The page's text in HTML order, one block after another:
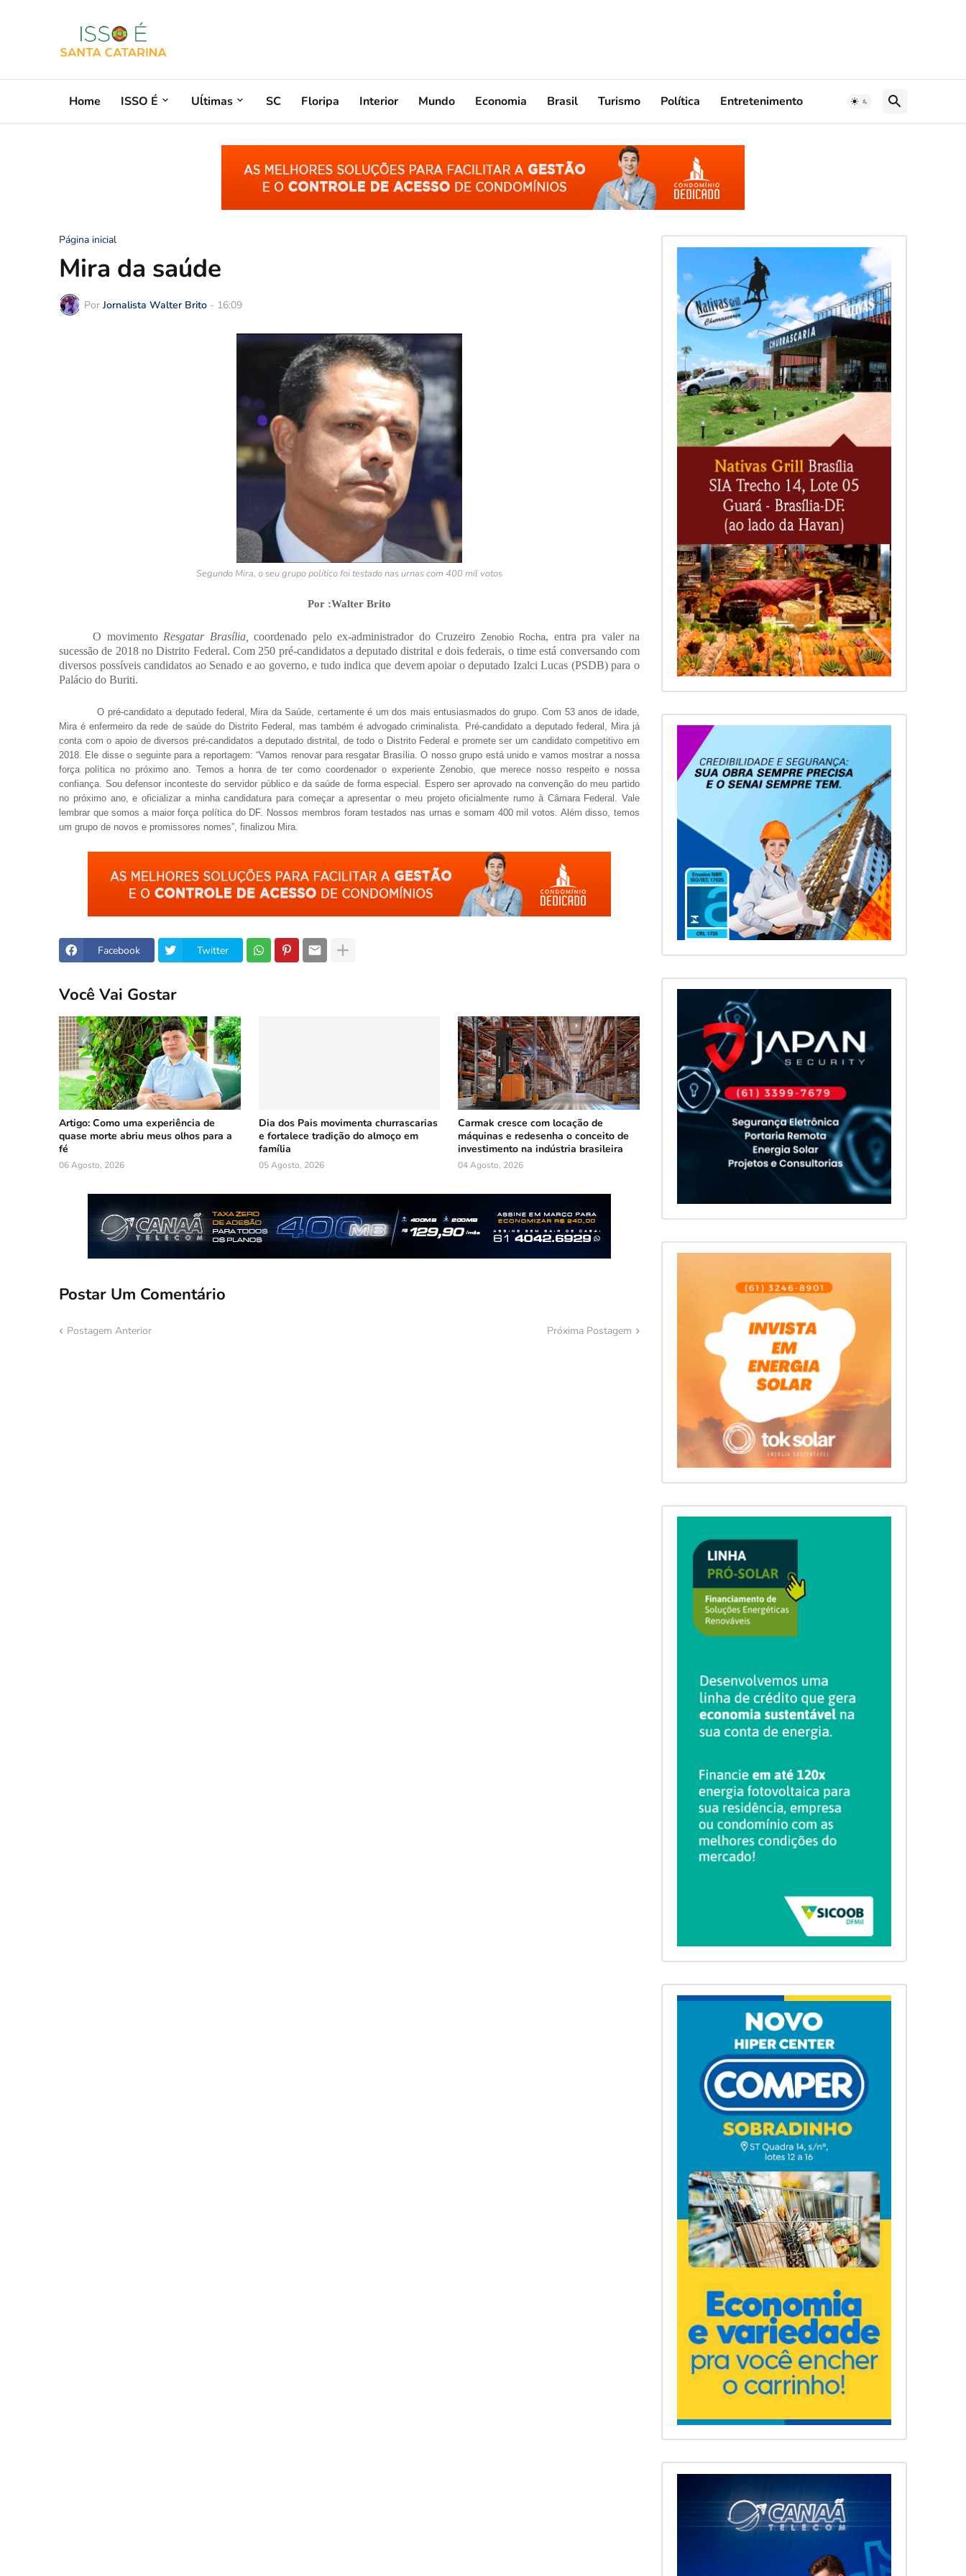
Home ISSO É Uĺtimas SC Floripa Interior Mundo Economia Brasil Turismo Política Entretenimento
Página inicial
Mira da saúde
Por Jornalista Walter Brito - 16:09
Segundo Mira, o seu grupo político foi testado nas urnas com 400 mil votos
Por :Walter Brito
O movimento Resgatar Brasília, coordenado pelo ex-administrador do Cruzeiro Zenobio Rocha, entra pra valer na
sucessão de 2018 no Distrito Federal. Com 250 pré-candidatos a deputado distrital e dois federais, o time está conversando com
diversos possíveis candidatos ao Senado e ao governo, e tudo indica que devem apoiar o deputado Izalci Lucas (PSDB) para o
Palácio do Buriti.
O pré-candidato a deputado federal, Mira da Saúde, certamente é um dos mais entusiasmados do grupo. Com 53 anos de idade,
Mira é enfermeiro da rede de saúde do Distrito Federal, mas também é advogado criminalista. Pré-candidato a deputado federal, Mira já
conta com o apoio de diversos pré-candidatos a deputado distrital, de todo o Distrito Federal e promete ser um candidato competitivo em
2018. Ele disse o seguinte para a reportagem: “Vamos renovar para resgatar Brasília. O nosso grupo está unido e vamos mostrar a nossa
força política no próximo ano. Temos a honra de ter como coordenador o experiente Zenobio, que merece nosso respeito e nossa
confiança. Sou defensor inconteste do servidor público e da saúde de forma especial. Espero ser aprovado na convenção do meu partido
no próximo ano, e oficializar a minha candidatura para começar a apresentar o meu projeto oficialmente rumo à Câmara Federal. Vale
lembrar que somos a maior força política do DF. Nossos membros foram testados nas urnas e somam 400 mil votos. Além disso, temos
um grupo de novos e promissores nomes”, finalizou Mira.
Facebook Twitter
Você Vai Gostar
Artigo: Como uma experiência de
quase morte abriu meus olhos para a
fé
06 Agosto, 2026
Dia dos Pais movimenta churrascarias
e fortalece tradição do almoço em
família
05 Agosto, 2026
Carmak cresce com locação de
máquinas e redesenha o conceito de
investimento na indústria brasileira
04 Agosto, 2026
Postar Um Comentário
Postagem Anterior Próxima Postagem